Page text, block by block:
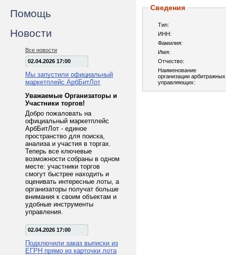
Помощь
Новости
Все новости
02.04.2026 17:00
Мы запустили официальный
маркетплейс АрбБитЛот
Уважаемые Организаторы и
Участники торгов!
Добро пожаловать на
официальный маркетплейс
АрбБитЛот - единое
пространство для поиска,
анализа и участия в торгах.
Теперь все ключевые
возможности собраны в одном
месте: участники торгов
смогут быстрее находить и
оценивать интересные лоты, а
организаторы получат больше
внимания к своим объектам и
удобные инструменты
управления.
02.04.2026 17:00
Подключили заказ выписки из
ЕГРН прямо из карточки лота
Сведения
Тип:
ИНН:
Фамилия:
Имя:
Отчество:
Наименование
организации арбитражных
управляющих: